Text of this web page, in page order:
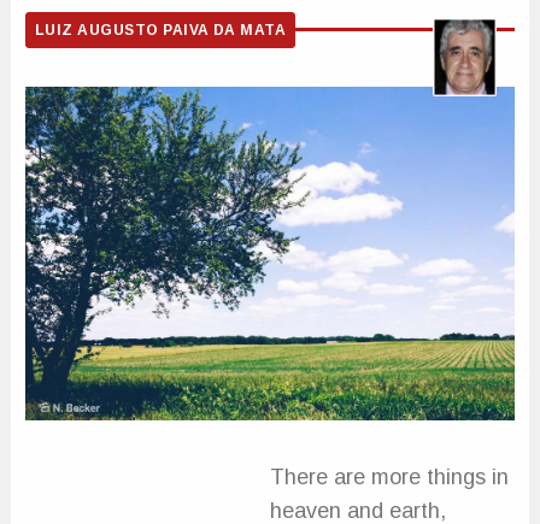
LUIZ AUGUSTO PAIVA DA MATA
There are more things in
heaven and earth,